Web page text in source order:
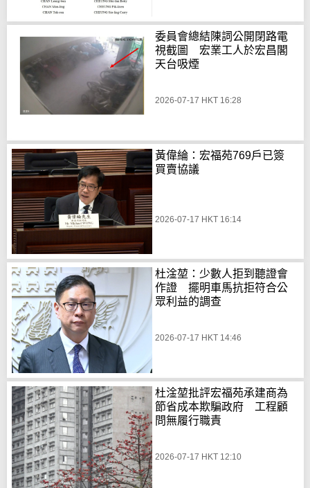
委員會總結陳詞公開閉路電
視截圖 宏業工人於宏昌閣
天台吸煙
2026-07-17 HKT 16:28
黃偉綸：宏福苑769戶已簽
買賣協議
2026-07-17 HKT 16:14
杜淦堃：少數人拒到聽證會
作證 擺明車馬抗拒符合公
眾利益的調查
2026-07-17 HKT 14:46
杜淦堃批評宏福苑承建商為
節省成本欺騙政府 工程顧
問無履行職責
2026-07-17 HKT 12:10